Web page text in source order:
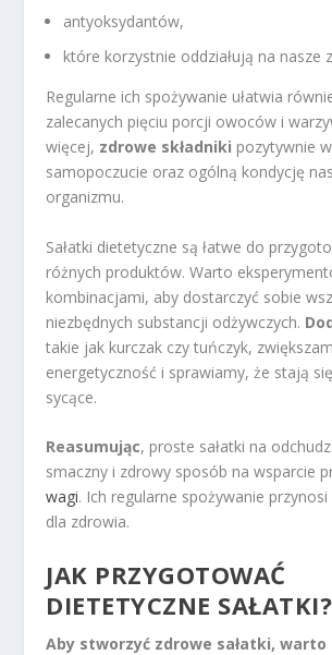
antyoksydantów,
które korzystnie oddziałują na nasze
Regularne ich spożywanie ułatwia
zalecanych pięciu porcji owoców i
więcej, zdrowe składniki pozytywnie
samopoczucie oraz ogólną kondycję
organizmu.
Sałatki dietetyczne są łatwe do
różnych produktów. Warto
kombinacjami, aby dostarczyć sobie
niezbędnych substancji odżywczych.
takie jak kurczak czy tuńczyk,
energetyczność i sprawiamy, że stają
sycące.
Reasumując, proste sałatki na
smaczny i zdrowy sposób na wsparcie
wagi. Ich regularne spożywanie
dla zdrowia.
JAK PRZYGOTOWAĆ
DIETETYCZNE SAŁATKI?
Aby stworzyć zdrowe sałatki, warto